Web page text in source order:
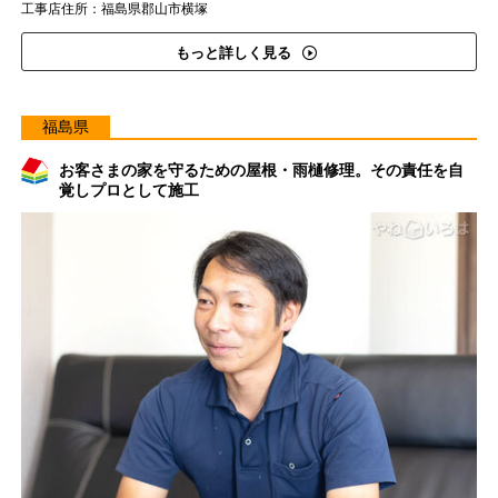
工事店住所：福島県郡山市横塚
もっと詳しく見る
福島県
お客さまの家を守るための屋根・雨樋修理。その責任を自
覚しプロとして施工